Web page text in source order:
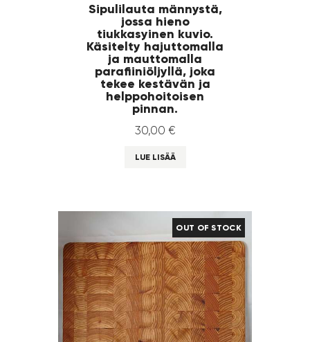
Sipulilauta männystä,
jossa hieno
tiukkasyinen kuvio.
Käsitelty hajuttomalla
ja mauttomalla
parafiiniöljyllä, joka
tekee kestävän ja
helppohoitoisen
pinnan.
30,00 €
LUE LISÄÄ
OUT OF STOCK